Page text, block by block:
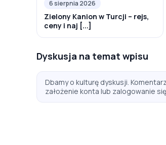
6 sierpnia 2026
Zielony Kanion w Turcji – rejs,
ceny i naj [...]
Dyskusja na temat wpisu
Dbamy o kulturę dyskusji.
założenie konta lub zalogowanie